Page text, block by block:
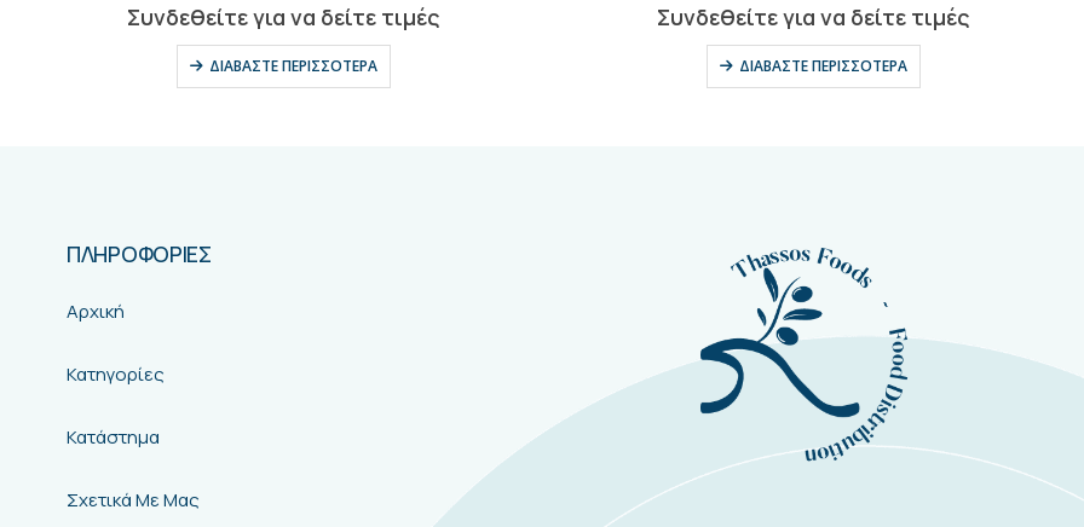
Συνδεθείτε για να δείτε τιμές
ΔΙΑΒΆΣΤΕ ΠΕΡΙΣΣΌΤΕΡΑ
Συνδεθείτε για να δείτε τιμές
ΔΙΑΒΆΣΤΕ ΠΕΡΙΣΣΌΤΕΡΑ
ΠΛΗΡΟΦΟΡΙΕΣ
Αρχική
Κατηγορίες
Κατάστημα
Σχετικά Με Μας